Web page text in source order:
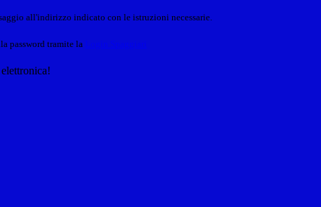
all'indirizzo indicato con le istruzioni necessarie.
password tramite la Login Spaggiari